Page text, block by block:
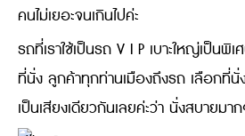
คนไม่เยอะจนเกินไปค่ะ
รถที่เราใช้เป็นรถ V I P เบาะใหญ่เป็นพิ
ที่นั่ง ลูกค้าทุกท่านเมืองถึงรถ เลือกที่
เป็นเสียงเดียวกันเลยค่ะว่า นั่งสบายม